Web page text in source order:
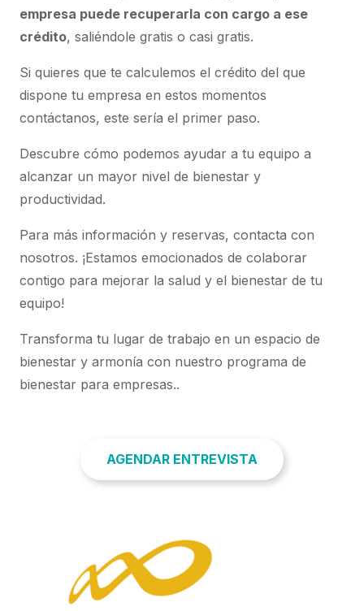
empresa puede recuperarla con cargo a ese
crédito, saliéndole gratis o casi gratis.
Si quieres que te calculemos el crédito del que
dispone tu empresa en estos momentos
contáctanos, este sería el primer paso.
Descubre cómo podemos ayudar a tu equipo a
alcanzar un mayor nivel de bienestar y
productividad.
Para más información y reservas, contacta con
nosotros. ¡Estamos emocionados de colaborar
contigo para mejorar la salud y el bienestar de tu
equipo!
Transforma tu lugar de trabajo en un espacio de
bienestar y armonía con nuestro programa de
bienestar para empresas..
AGENDAR ENTREVISTA